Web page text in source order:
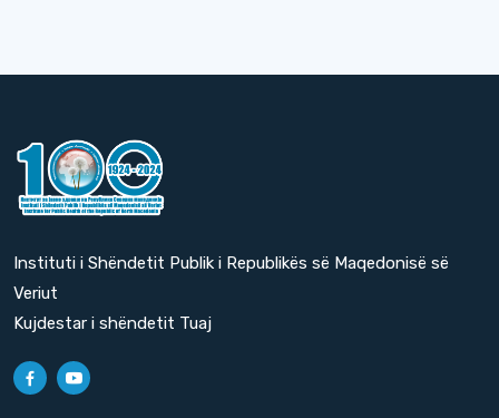
Instituti i Shëndetit Publik i Republikës së Maqedonisë së
Veriut
Kujdestar i shëndetit Tuaj